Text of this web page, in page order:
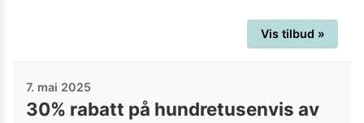
Vis tilbud »
7. mai 2025
30% rabatt på hundretusenvis av